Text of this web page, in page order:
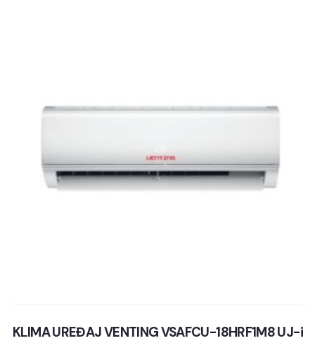
KLIMA UREĐAJ VENTING VSAFCU-18HRF1M8 UJ-i